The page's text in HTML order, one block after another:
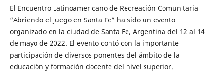
El Encuentro Latinoamericano de Recreación Comunitaria
“Abriendo el Juego en Santa Fe” ha sido un evento
organizado en la ciudad de Santa Fe, Argentina del 12 al 14
de mayo de 2022. El evento contó con la importante
participación de diversos ponentes del ámbito de la
educación y formación docente del nivel superior.